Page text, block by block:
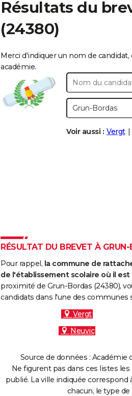
Résultats du
(24380)
Merci d'indiquer un nom de
académie.
Voir aussi : Vergt
RÉSULTAT DU BREVET À
Pour rappel, la commune de
de l'établissement scolaire où il est
proximité de Grun-Bordas (24380),
candidats dans l'une des communes
Vergt
Neuvic
Source de données :
Ne figurent pas dans ces listes
publié. La ville indiquée
chacun, le type